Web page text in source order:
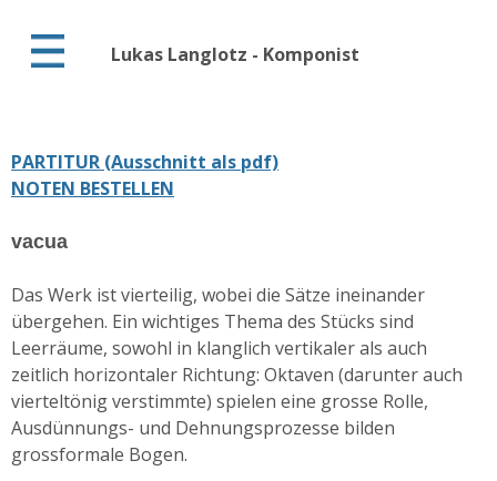
Lukas Langlotz - Komponist
PARTITUR (Ausschnitt als pdf)
NOTEN BESTELLEN
vacua
Das Werk ist vierteilig, wobei die Sätze ineinander
übergehen. Ein wichtiges Thema des Stücks sind
Leerräume, sowohl in klanglich vertikaler als auch
zeitlich horizontaler Richtung: Oktaven (darunter auch
vierteltönig verstimmte) spielen eine grosse Rolle,
Ausdünnungs- und Dehnungsprozesse bilden
grossformale Bogen.